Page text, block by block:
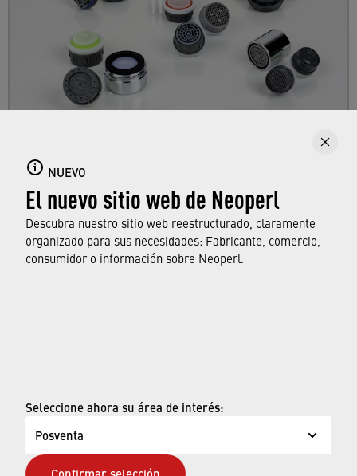
NUEVO
El nuevo sitio web de Neoperl
Descubra nuestro sitio web reestructurado, claramente
organizado para sus necesidades: Fabricante, comercio,
consumidor o información sobre Neoperl.
Seleccione ahora su área de interés:
Posventa
Obtenga una visión general de la gama de
productos NEOPERL para el mercado
posventa.
OBTENGA MÁS INFORMACIÓN
Términos de uso
ADA Declaración de Accesibilidad